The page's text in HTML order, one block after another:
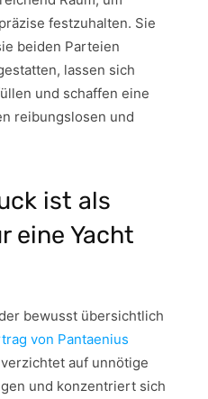
festzuhalten. Sie
beiden Parteien
lassen sich
und schaffen eine
reibungslosen und
ist als
eine Yacht
bewusst übersichtlich
von Pantaenius
verzichtet auf unnötige
und konzentriert sich